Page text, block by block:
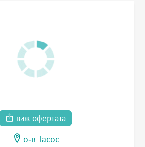
виж офертата
о-в Тасос